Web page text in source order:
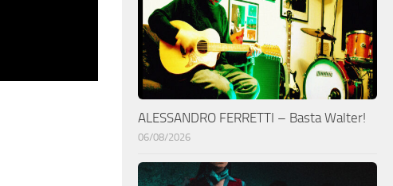
ALESSANDRO FERRETTI – Basta Walter!
06/08/2026